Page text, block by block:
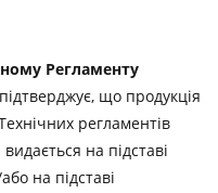
Регламенту
що продукція
регламентів
на підставі
на підставі